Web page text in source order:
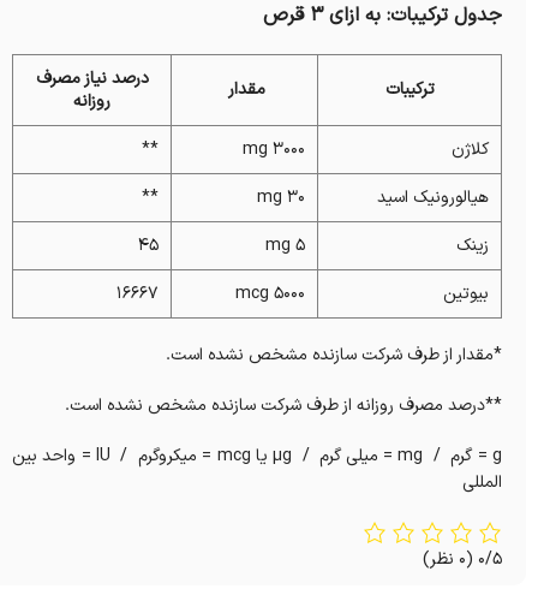
جدول ترکیبات: به ازای 3 قرص
ترکیبات مقدار
درصد نیاز مصرف
روزانه
کلاژن
3000 mg
**
هیالورونیک اسید
30 mg
**
زینک
5 mg
45
بیوتین
5000 mcg
16667
*مقدار از طرف شرکت سازنده مشخص نشده است.
**درصد مصرف روزانه از طرف شرکت سازنده مشخص نشده است.
g = گرم / mg = میلی گرم / µg یا mcg = میکروگرم / IU = واحد بین
المللی
0/5 (0 نظر)